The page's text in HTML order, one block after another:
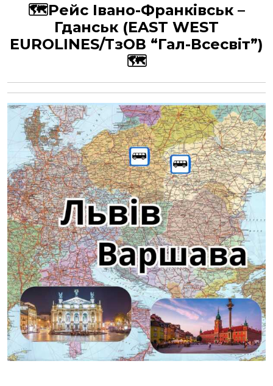
🗺Рейс Івано-Франківськ –
Гданськ (EAST WEST
EUROLINES/ТзОВ “Гал-Всесвіт”)
🗺